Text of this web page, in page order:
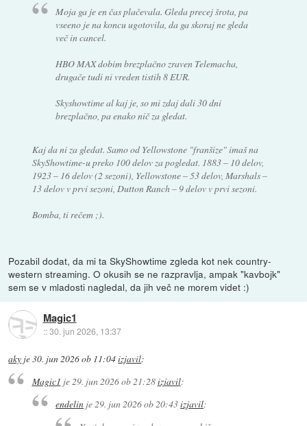
Moja ga je en čas plačevala. Gleda precejšrota , pa
vseeno je na koncu ugotovila, da ga skoraj ne gleda
več in cancel.
HBO MAX dobim brezplačno zraven Telemacha,
drugače tudi ni vreden tistih 8 EUR.
Skyshowtime al kaj je, so mi zdaj dali 30 dni
brezplačno, pa enako nič za gledat.
Kaj da ni za gledat. Samo od Yellowstone "franšize" imaš na
SkyShowtime-u preko 100 delov za pogledat. 1883 – 10 delov,
1923 – 16 delov (2 sezoni), Yellowstone – 53 delov, Marshals –
13 delov v prvi sezoni, Dutton Ranch – 9 delov v prvi sezoni.
Bomba, ti rečem ;).
Pozabil dodat, da mi ta SkyShowtime zgleda kot nek country-
western streaming. O okusih se ne razpravlja, ampak "kavbojk"
sem se v mladosti nagledal, da jih več ne morem videt :)
Magic1
::30. jun 2026, 13:37
aky je30. jun 2026 ob 11:04izjavil:
Magic1 je29. jun 2026 ob 21:28izjavil:
endelin je29. jun 2026 ob 20:43izjavil: